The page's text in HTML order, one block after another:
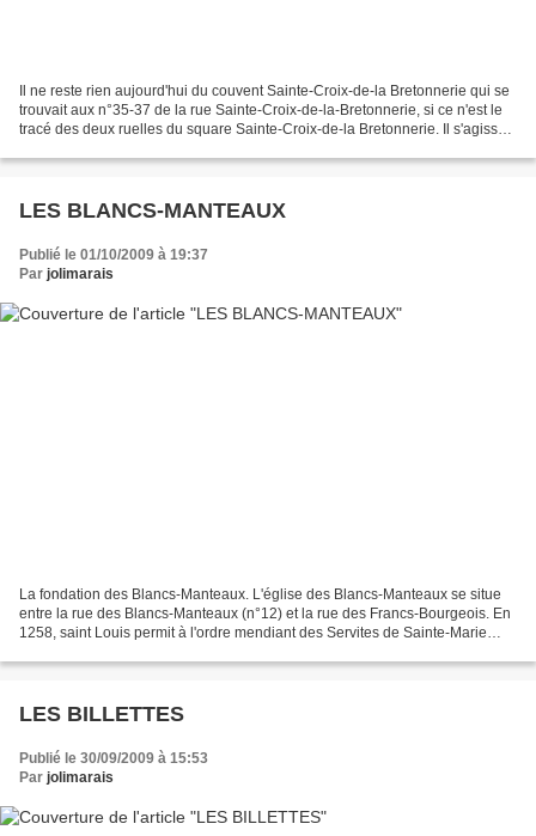
Il ne reste rien aujourd'hui du couvent Sainte-Croix-de-la Bretonnerie qui se
trouvait aux n°35-37 de la rue Sainte-Croix-de-la-Bretonnerie, si ce n'est le
tracé des deux ruelles du square Sainte-Croix-de-la Bretonnerie. Il s'agissait
LES BLANCS-MANTEAUX
Publié le 01/10/2009 à 19:37
Par jolimarais
La fondation des Blancs-Manteaux. L'église des Blancs-Manteaux se situe
entre la rue des Blancs-Manteaux (n°12) et la rue des Francs-Bourgeois. En
1258, saint Louis permit à l'ordre mendiant des Servites de Sainte-Marie
LES BILLETTES
Publié le 30/09/2009 à 15:53
Par jolimarais